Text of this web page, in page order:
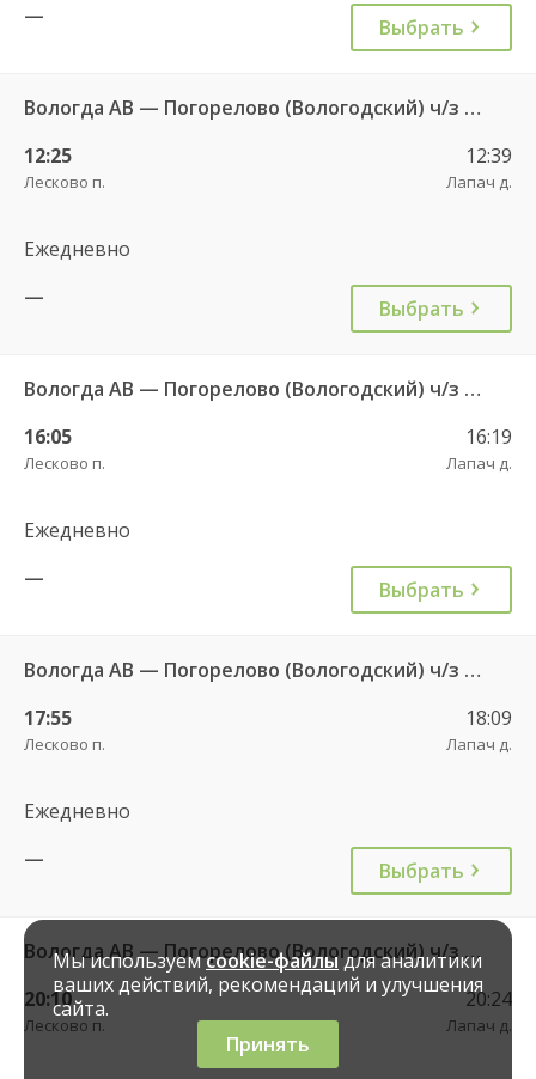
—
Выбрать
Вологда АВ — Погорелово (Вологодский) ч/з Новый Источник 422
12:25
Лесково п.
12:39
Лапач д.
Ежедневно
—
Выбрать
Вологда АВ — Погорелово (Вологодский) ч/з Новый Источник 422
16:05
Лесково п.
16:19
Лапач д.
Ежедневно
—
Выбрать
Вологда АВ — Погорелово (Вологодский) ч/з Новый Источник 422
17:55
Лесково п.
18:09
Лапач д.
Ежедневно
—
Выбрать
Вологда АВ — Погорелово (Вологодский) ч/з Новый Источник 422
20:10
Лесково п.
20:24
Лапач д.
Мы используемcookie-файлыдля аналитики
ваших действий, рекомендаций и улучшения
сайта.
Принять